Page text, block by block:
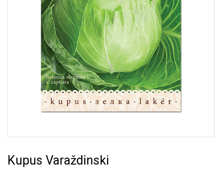
Kupus Varaždinski